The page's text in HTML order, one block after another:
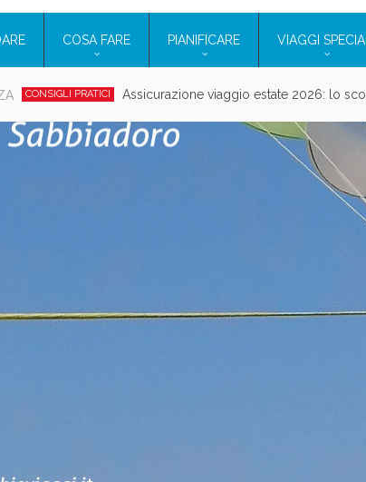
COSA FARE PIANIFICARE VIAGGI
CONSIGLI PRATICI Cosmetici solidi in viaggio: i prodotti che
Villaggio per
CAMPEGGIO